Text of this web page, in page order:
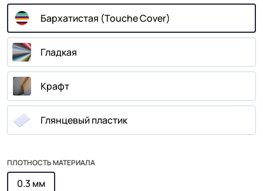
Бархатистая (Touche Cover)
Гладкая
Крафт
Глянцевый пластик
ПЛОТНОСТЬ МАТЕРИАЛА
0.3 мм